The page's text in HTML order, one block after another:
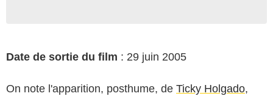
Date de sortie du film : 29 juin 2005
On note l'apparition, posthume, de Ticky Holgado,